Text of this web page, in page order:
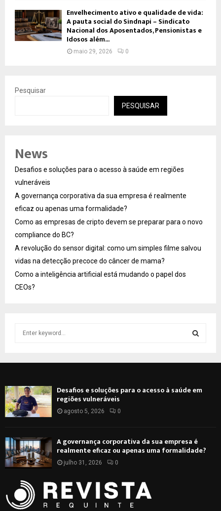
Envelhecimento ativo e qualidade de vida:
A pauta social do Sindnapi – Sindicato
Nacional dos Aposentados, Pensionistas e
Idosos além...
maio 29, 2026 0
Pesquisar
PESQUISAR
News
Desafios e soluções para o acesso à saúde em regiões
vulneráveis
A governança corporativa da sua empresa é realmente
eficaz ou apenas uma formalidade?
Como as empresas de cripto devem se preparar para o novo
compliance do BC?
A revolução do sensor digital: como um simples filme salvou
vidas na detecção precoce do câncer de mama?
Como a inteligência artificial está mudando o papel dos
CEOs?
f
o
r
A
H
Desafios e soluções para o acesso à saúde em
regiões vulneráveis
agosto 5, 2026 0
A governança corporativa da sua empresa é
realmente eficaz ou apenas uma formalidade?
julho 31, 2026 0